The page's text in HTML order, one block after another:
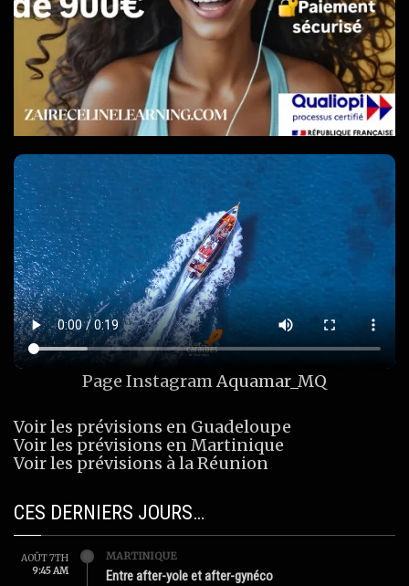
Page InstagramAquamar_MQ
Voir les prévisions en Guadeloupe
Voir les prévisions en Martinique
Voir les prévisions à la Réunion
CES DERNIERS JOURS…
AOÛT 7TH
9:45 AM
MARTINIQUE
Entre after-yole et after-gynéco